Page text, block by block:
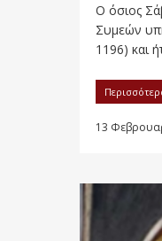
Ο όσιος
Συμεών
1196) και
13